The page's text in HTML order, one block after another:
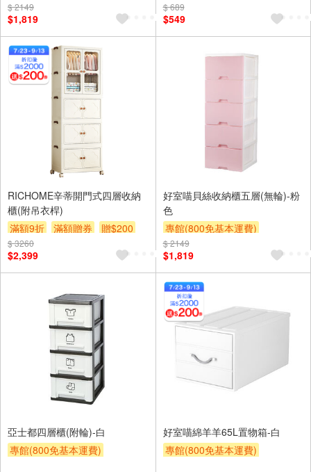
另計大材積物流處理費$10
滿額9折
$ 2149
$1,819
滿額9折
$ 689
$549
RICHOME辛蒂開門式四層收納
櫃(附吊衣桿)
滿額9折
滿額贈券 贈$200
$ 3260
$2,399
好室喵貝絲收納櫃五層(無輪)-粉
色
專館(800免基本運費)
另計大材積物流處理費$10
滿額9折
$ 2149
$1,819
亞士都四層櫃(附輪)-白
專館(800免基本運費)
好室喵綿羊羊65L置物箱-白
專館(800免基本運費)